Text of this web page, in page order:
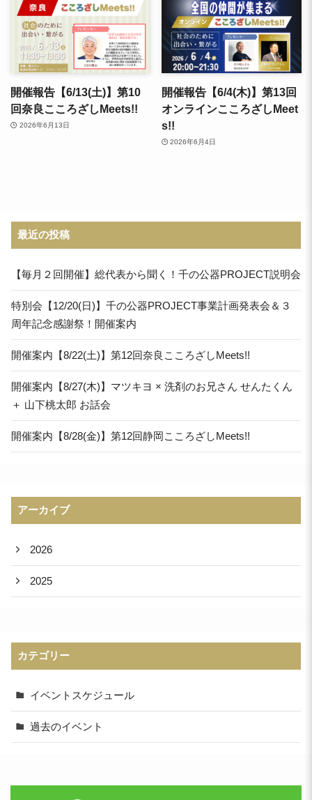
開催報告【6/13(土)】第10
回奈良こころざしMeets!!
2026年6月13日
開催報告【6/4(木)】第13回
オンラインこころざしMeet
s!!
2026年6月4日
最近の投稿
【毎月２回開催】総代表から聞く！千の公器PROJECT説明会
特別会【12/20(日)】千の公器PROJECT事業計画発表会＆３
周年記念感謝祭！開催案内
開催案内【8/22(土)】第12回奈良こころざしMeets!!
開催案内【8/27(木)】マツキヨ × 洗剤のお兄さん せんたくん
＋ 山下桃太郎 お話会
開催案内【8/28(金)】第12回静岡こころざしMeets!!
アーカイブ
2026
2025
カテゴリー
イベントスケジュール
過去のイベント